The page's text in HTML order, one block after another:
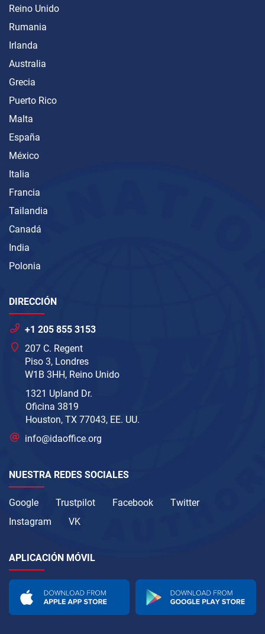
Reino Unido
Rumania
Irlanda
Australia
Grecia
Puerto Rico
Malta
España
México
Italia
Francia
Tailandia
Canadá
India
Polonia
DIRECCIÓN
+1 205 855 3153
207 C. Regent
Piso 3, Londres
W1B 3HH, Reino Unido
1321 Upland Dr.
Oficina 3819
Houston, TX 77043, EE. UU.
info@idaoffice.org
NUESTRA REDES SOCIALES
Google Trustpilot Facebook
Twitter
Instagram
VK
APLICACIÓN MÓVIL